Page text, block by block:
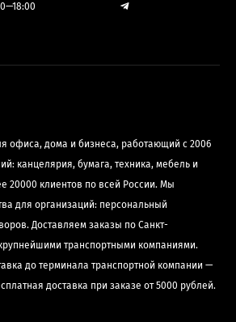
офиса, дома и бизнеса, работающий с 2006
канцелярия, бумага, техника, мебель и
20000 клиентов по всей России. Мы
для организаций: персональный
Доставляем заказы по Санкт-
транспортными компаниями.
до терминала транспортной компании —
доставка при заказе от 5000 рублей.